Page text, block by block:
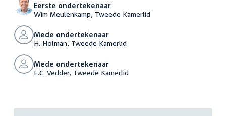
Eerste ondertekenaar
Wim Meulenkamp, Tweede Kamerlid
Mede ondertekenaar
H. Holman, Tweede Kamerlid
Mede ondertekenaar
E.C. Vedder, Tweede Kamerlid